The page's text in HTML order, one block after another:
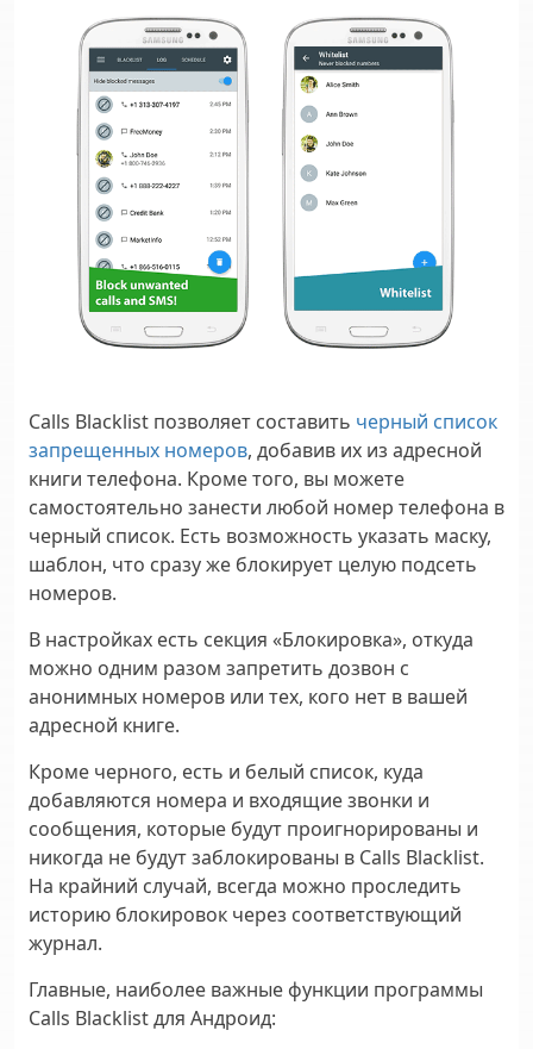
Calls Blacklist позволяет составить черный список
запрещенных номеров, добавив их из адресной
книги телефона. Кроме того, вы можете
самостоятельно занести любой номер телефона в
черный список. Есть возможность указать маску,
шаблон, что сразу же блокирует целую подсеть
номеров.
В настройках есть секция «Блокировка», откуда
можно одним разом запретить дозвон с
анонимных номеров или тех, кого нет в вашей
адресной книге.
Кроме черного, есть и белый список, куда
добавляются номера и входящие звонки и
сообщения, которые будут проигнорированы и
никогда не будут заблокированы в Calls Blacklist.
На крайний случай, всегда можно проследить
историю блокировок через соответствующий
журнал.
Главные, наиболее важные функции программы
Calls Blacklist для Андроид: